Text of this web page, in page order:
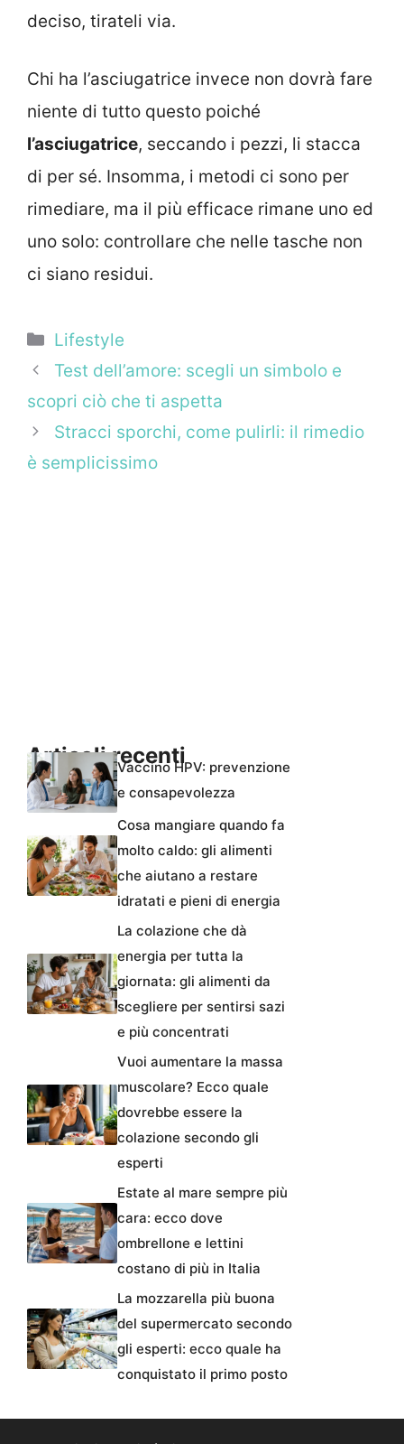
deciso, tirateli via.
Chi ha l’asciugatrice invece non dovrà fare
niente di tutto questo poiché
l’asciugatrice, seccando i pezzi, li stacca
di per sé. Insomma, i metodi ci sono per
rimediare, ma il più efficace rimane uno ed
uno solo: controllare che nelle tasche non
ci siano residui.
Categorie
Lifestyle
Test dell’amore: scegli un simbolo e
scopri ciò che ti aspetta
Stracci sporchi, come pulirli: il rimedio
è semplicissimo
Articoli recentiVaccino HPV: prevenzione
e consapevolezza
Cosa mangiare quando fa
molto caldo: gli alimenti
che aiutano a restare
idratati e pieni di energia
La colazione che dà
energia per tutta la
giornata: gli alimenti da
scegliere per sentirsi sazi
e più concentrati
Vuoi aumentare la massa
muscolare? Ecco quale
dovrebbe essere la
colazione secondo gli
esperti
Estate al mare sempre più
cara: ecco dove
ombrellone e lettini
costano di più in Italia
La mozzarella più buona
del supermercato secondo
gli esperti: ecco quale ha
conquistato il primo posto